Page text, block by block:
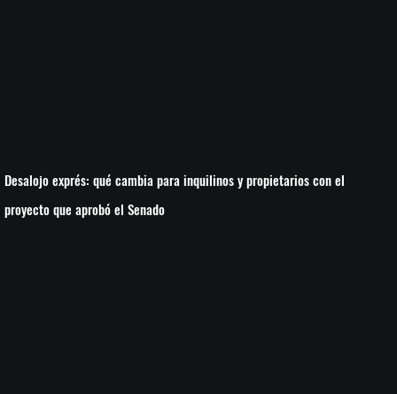
Desalojo exprés: qué cambia para inquilinos y propietarios con el
proyecto que aprobó el Senado